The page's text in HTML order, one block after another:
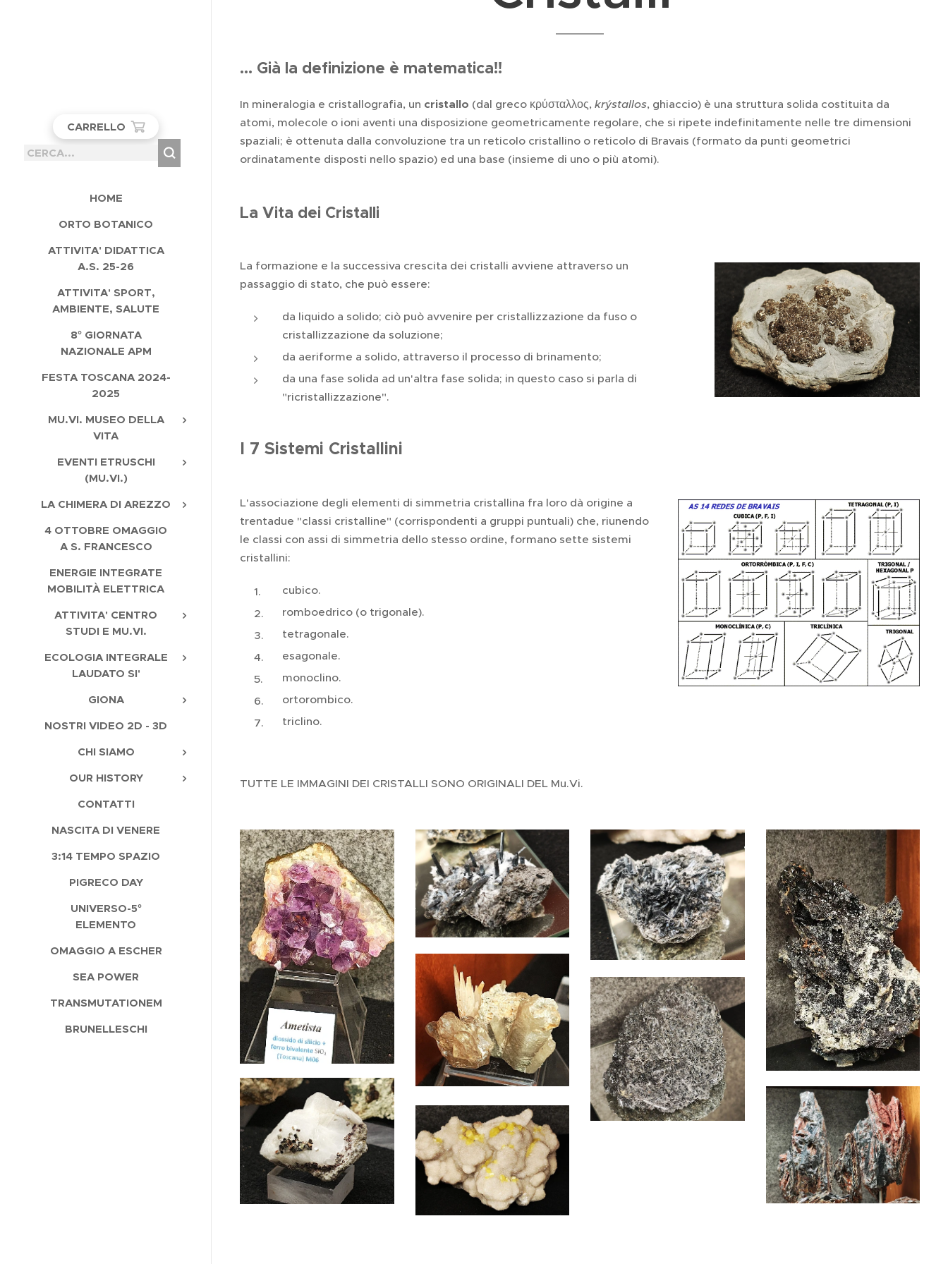
CARRELLO
HOME
ORTO BOTANICO
ATTIVITA' DIDATTICA
A.S. 25-26
ATTIVITA' SPORT,
AMBIENTE, SALUTE
8° GIORNATA
NAZIONALE APM
FESTA TOSCANA 2024-
2025
MU.VI. MUSEO DELLA
VITA
EVENTI ETRUSCHI
(MU.VI.)
LA CHIMERA DI AREZZO
4 OTTOBRE OMAGGIO
A S. FRANCESCO
ENERGIE INTEGRATE
MOBILITÀ ELETTRICA
ATTIVITA' CENTRO
STUDI E MU.VI.
ECOLOGIA INTEGRALE
LAUDATO SI'
GIONA
NOSTRI VIDEO 2D - 3D
CHI SIAMO
OUR HISTORY
CONTATTI
NASCITA DI VENERE
3:14 TEMPO SPAZIO
PIGRECO DAY
UNIVERSO-5°
ELEMENTO
OMAGGIO A ESCHER
SEA POWER
TRANSMUTATIONEM
BRUNELLESCHI
... Già la definizione è matematica!!
In mineralogia e cristallografia, un cristallo (dal greco κρύσταλλος, krýstallos, ghiaccio) è una struttura solida costituita da
atomi, molecole o ioni aventi una disposizione geometricamente regolare, che si ripete indefinitamente nelle tre dimensioni
spaziali; è ottenuta dalla convoluzione tra un reticolo cristallino o reticolo di Bravais (formato da punti geometrici
ordinatamente disposti nello spazio) ed una base (insieme di uno o più atomi).
La Vita dei Cristalli
La formazione e la successiva crescita dei cristalli avviene attraverso un
passaggio di stato, che può essere:
da liquido a solido; ciò può avvenire per cristallizzazione da fuso o
cristallizzazione da soluzione;
da aeriforme a solido, attraverso il processo di brinamento;
da una fase solida ad un'altra fase solida; in questo caso si parla di
"ricristallizzazione".
I 7 Sistemi Cristallini
L'associazione degli elementi di simmetria cristallina fra loro dà origine a
trentadue "classi cristalline" (corrispondenti a gruppi puntuali) che, riunendo
le classi con assi di simmetria dello stesso ordine, formano sette sistemi
cristallini:
cubico.
romboedrico (o trigonale).
tetragonale.
esagonale.
monoclino.
ortorombico.
triclino.
TUTTE LE IMMAGINI DEI CRISTALLI SONO ORIGINALI DEL Mu.Vi.